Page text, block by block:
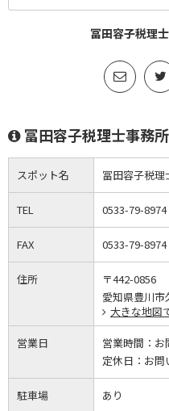
冨田容子税理
冨田容子税理士事務
スポット名 冨田容子税理
TEL 0533-79-8974
FAX 0533-79-8974
住所
〒442-0856
愛知県豊川市
大きな地図
営業日 営業時間： お
定休日： お問
駐車場 あり